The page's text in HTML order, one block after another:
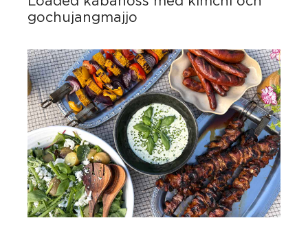
gochujangmajjo